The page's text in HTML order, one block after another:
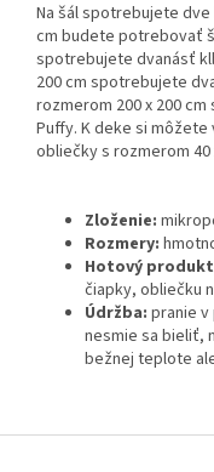
Na šál spotrebujete dve
cm budete potrebovať
spotrebujete dvanásť
200 cm spotrebujete
rozmerom 200 x 200
Puffy. K deke si
obliečky s rozmerom
Zloženie:
Rozmery:
Hotový
čiapky, obliečku
Údržba: pranie v
nesmie sa bieliť,
bežnej teplote